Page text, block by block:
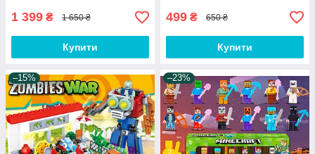
1 399 ₴ 1 650 ₴
Купити
499 ₴ 650 ₴
Купити
–15% –23%